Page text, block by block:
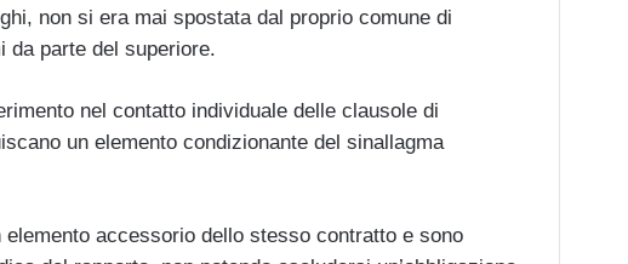
non si era mai spostata dal proprio comune di
da parte del superiore.
nel contatto individuale delle clausole di
un elemento condizionante del sinallagma
accessorio dello stesso contratto e sono